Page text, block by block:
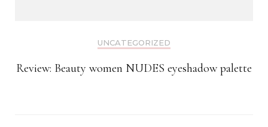
UNCATEGORIZED
Review: Beauty women NUDES eyeshadow palette